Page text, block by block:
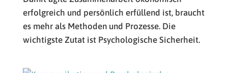
erfolgreich und persönlich erfüllend ist, braucht
es mehr als Methoden und Prozesse. Die
wichtigste Zutat ist Psychologische Sicherheit.